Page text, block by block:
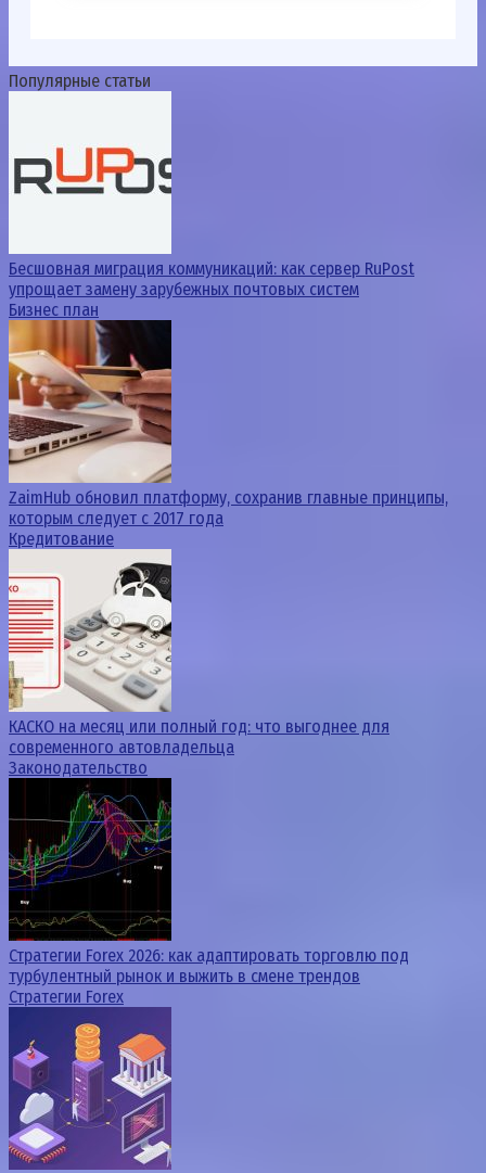
Популярные статьи
Бесшовная миграция коммуникаций: как сервер RuPost
упрощает замену зарубежных почтовых систем
Бизнес план
ZaimHub обновил платформу, сохранив главные принципы,
которым следует с 2017 года
Кредитование
КАСКО на месяц или полный год: что выгоднее для
современного автовладельца
Законодательство
Стратегии Forex 2026: как адаптировать торговлю под
турбулентный рынок и выжить в смене трендов
Стратегии Forex